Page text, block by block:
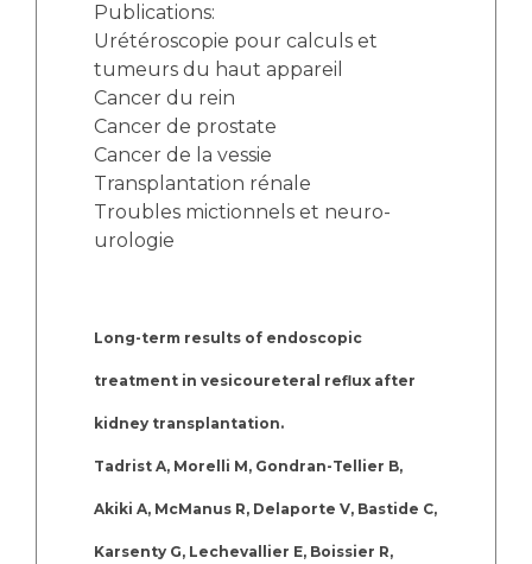
Publications:
Urétéroscopie pour calculs et
tumeurs du haut appareil
Cancer du rein
Cancer de prostate
Cancer de la vessie
Transplantation rénale
Troubles mictionnels et neuro-
urologie
Long-term results of endoscopic
treatment in vesicoureteral reflux after
kidney transplantation.
Tadrist A, Morelli M, Gondran-Tellier B,
Akiki A, McManus R, Delaporte V, Bastide C,
Karsenty G, Lechevallier E, Boissier R,